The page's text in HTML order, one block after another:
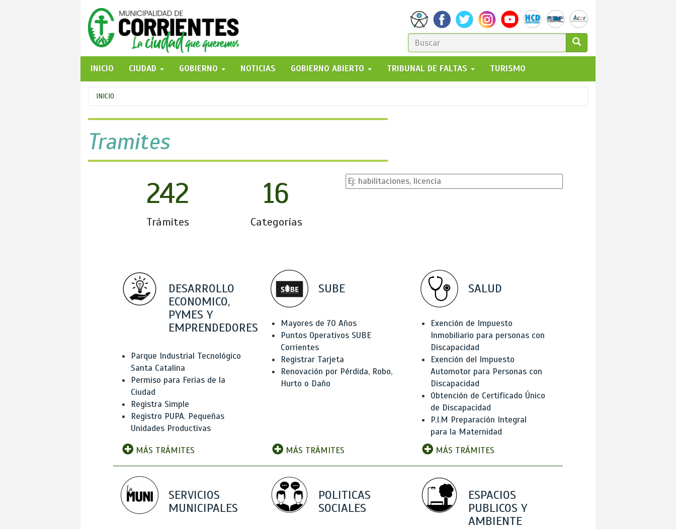
FORMULARIO
DE
BÚSQUEDA
GO!
INICIO
CIUDAD GOBIERNO NOTICIAS GOBIERNO ABIERTO TRIBUNAL DE FALTAS TURISMO
Se
encuentra
usted
aquí
INICIO
Tramites
242
Trámites
16
Categorías
DESARROLLO
ECONOMICO,
PYMES Y
EMPRENDEDORES
Parque Industrial Tecnológico
Santa Catalina
Permiso para Ferias de la
Ciudad
Registra Simple
Registro PUPA. Pequeñas
Unidades Productivas
MÁS TRÁMITES
SUBE
Mayores de 70 Años
Puntos Operativos SUBE
Corrientes
Registrar Tarjeta
Renovación por Pérdida, Robo,
Hurto o Daño
MÁS TRÁMITES
SALUD
Exención de Impuesto
Inmobiliario para personas con
Discapacidad
Exención del Impuesto
Automotor para Personas con
Discapacidad
Obtención de Certificado Único
de Discapacidad
P.I.M Preparación Integral
para la Maternidad
MÁS TRÁMITES
SERVICIOS
MUNICIPALES
POLITICAS
SOCIALES
ESPACIOS
PUBLICOS Y
AMBIENTE